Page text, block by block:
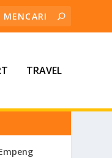
TRAVEL